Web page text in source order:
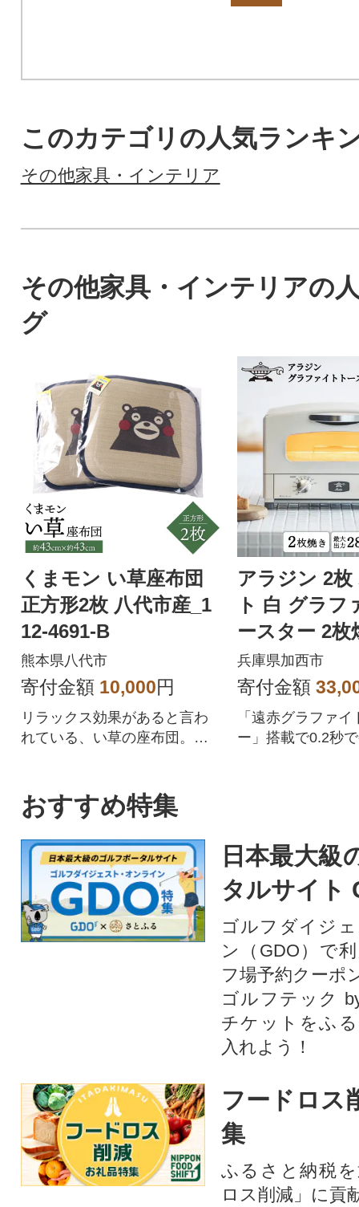
このカテゴリの人気ランキ
その他家具・インテリア
その他家具・インテリアの
グ
くまモン い草座布団
正方形2枚 八代市産_1
12-4691-B
熊本県八代市
寄付金額 10,000円
リラックス効果があると言わ
れている、い草の座布団。抗
アラジン 2枚
ト 白 グラフ
ースター 2枚焼
5698-0299]
兵庫県加西市
寄付金額
「遠赤グラファイ
ー」搭載で0.2秒
おすすめ特集
日本最大級
タルサイト
ゴルフダイジ
ン（GDO）で
フ場予約クーポ
ゴルフテック
チケットをふ
入れよう！
フードロス
集
ふるさと納税
ロス削減」に貢